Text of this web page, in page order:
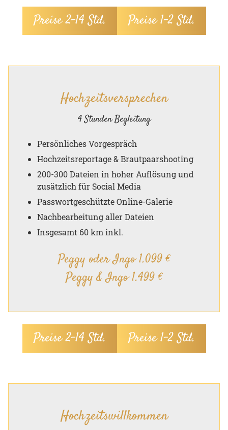
Preise 2–14 Std. Preise 1–2 Std.
Hochzeitsversprechen
4 Stunden Begleitung
Persönliches Vorgespräch
Hochzeitsreportage & Brautpaarshooting
200-300 Dateien in hoher Auflösung und
zusätzlich für Social Media
Passwortgeschützte Online-Galerie
Nachbearbeitung aller Dateien
Insgesamt 60 km inkl.
Peggy oder Ingo 1.099 €
Peggy & Ingo 1.499 €
Preise 2–14 Std. Preise 1–2 Std.
Hochzeitswillkommen